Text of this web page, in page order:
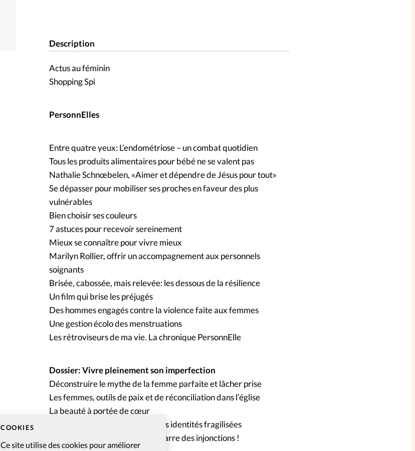
COOKIES
Ce site utilise des cookies pour améliorer
Description
Actus au féminin
Shopping Spi
PersonnElles
Entre quatre yeux: L’endométriose – un combat quotidien
Tous les produits alimentaires pour bébé ne se valent pas
Nathalie Schnœbelen, «Aimer et dépendre de Jésus pour tout»
Se dépasser pour mobiliser ses proches en faveur des plus
vulnérables
Bien choisir ses couleurs
7 astuces pour recevoir sereinement
Mieux se connaître pour vivre mieux
Marilyn Rollier, offrir un accompagnement aux personnels
soignants
Brisée, cabossée, mais relevée: les dessous de la résilience
Un film qui brise les préjugés
Des hommes engagés contre la violence faite aux femmes
Une gestion écolo des menstruations
Les rétroviseurs de ma vie. La chronique PersonnElle
Dossier: Vivre pleinement son imperfection
Déconstruire le mythe de la femme parfaite et lâcher prise
Les femmes, outils de paix et de réconciliation dans l’église
La beauté à portée de cœur
Relation mère-fille : restaurer les identités fragilisées
Se réconcilier avec son corps: marre des injonctions !